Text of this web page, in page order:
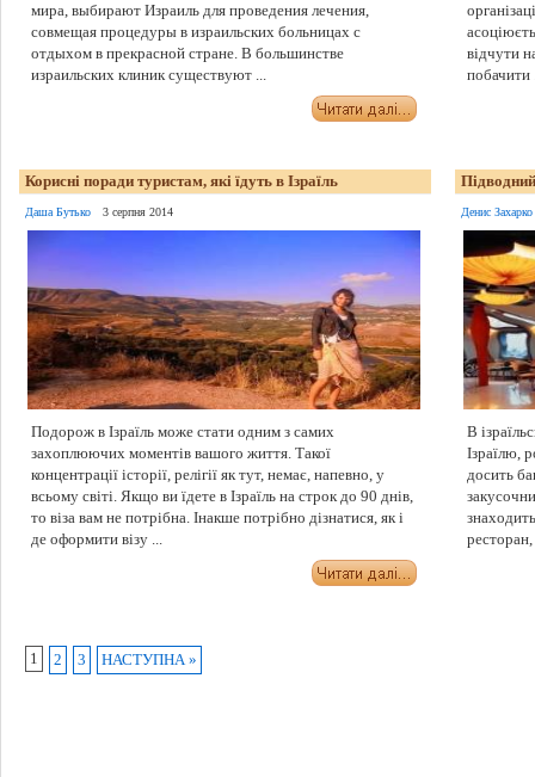
мира, выбирают Израиль для проведения лечения,
совмещая процедуры в израильских больницах с
отдыхом в прекрасной стране. В большинстве
израильских клиник существуют ...
відчути
побачити
Корисні поради туристам, які їдуть в Ізраїль
Даша Бутько 3 серпня 2014
Подорож в Ізраїль може стати одним з самих
захоплюючих моментів вашого життя. Такої
концентрації історії, релігії як тут, немає, напевно, у
всьому світі. Якщо ви їдете в Ізраїль на строк до 90 днів,
то віза вам не потрібна. Інакше потрібно дізнатися, як і
де оформити візу ...
Денис Захарко
В
Ізраїлю,
досить
1 2 3 НАСТУПНА »